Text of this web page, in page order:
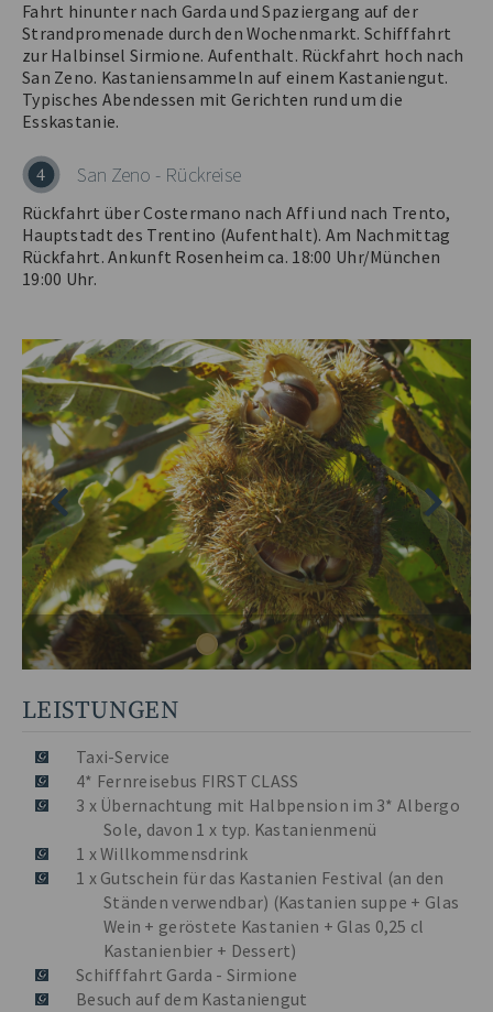
Fahrt hinunter nach Garda und Spaziergang auf der
Strandpromenade durch den Wochenmarkt. Schifffahrt
zur Halbinsel Sirmione. Aufenthalt. Rückfahrt hoch nach
San Zeno. Kastaniensammeln auf einem Kastaniengut.
Typisches Abendessen mit Gerichten rund um die
Esskastanie.
4 San Zeno - Rückreise
Rückfahrt über Costermano nach Affi und nach Trento,
Hauptstadt des Trentino (Aufenthalt). Am Nachmittag
Rückfahrt. Ankunft Rosenheim ca. 18:00 Uhr/München
19:00 Uhr.
LEISTUNGEN
Taxi-Service
4* Fernreisebus FIRST CLASS
3 x Übernachtung mit Halbpension im 3* Albergo
Sole, davon 1 x typ. Kastanienmenü
1 x Willkommensdrink
1 x Gutschein für das Kastanien Festival (an den
Ständen verwendbar) (Kastanien suppe + Glas
Wein + geröstete Kastanien + Glas 0,25 cl
Kastanienbier + Dessert)
Schifffahrt Garda - Sirmione
Besuch auf dem Kastaniengut